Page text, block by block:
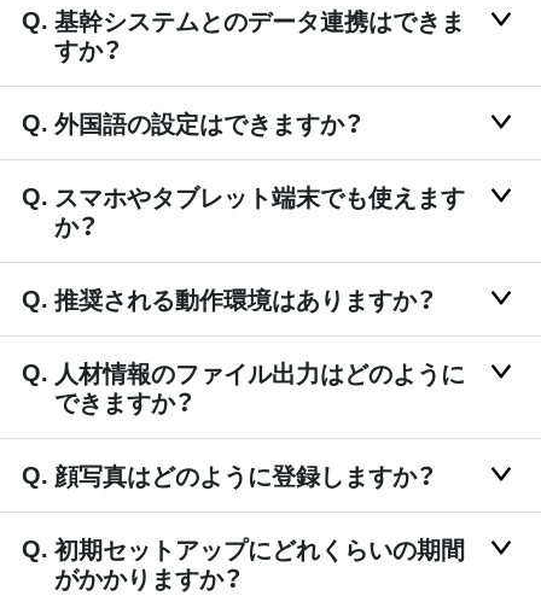
基幹システムとのデータ連携はできま
すか？
外国語の設定はできますか？
スマホやタブレット端末でも使えます
か？
推奨される動作環境はありますか？
人材情報のファイル出力はどのように
できますか？
顔写真はどのように登録しますか？
初期セットアップにどれくらいの期間
がかかりますか？